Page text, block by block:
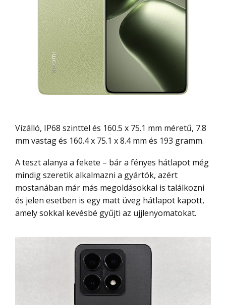
Vízálló, IP68 szinttel és 160.5 x 75.1 mm méretű, 7.8
mm vastag és 160.4 x 75.1 x 8.4 mm és 193 gramm.
A teszt alanya a fekete – bár a fényes hátlapot még
mindig szeretik alkalmazni a gyártók, azért
mostanában már más megoldásokkal is találkozni
és jelen esetben is egy matt üveg hátlapot kapott,
amely sokkal kevésbé gyűjti az ujjlenyomatokat.